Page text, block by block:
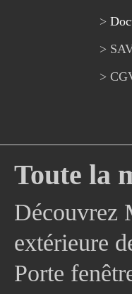
>
>
>
Toute la
Découvrez
extérieure
Porte